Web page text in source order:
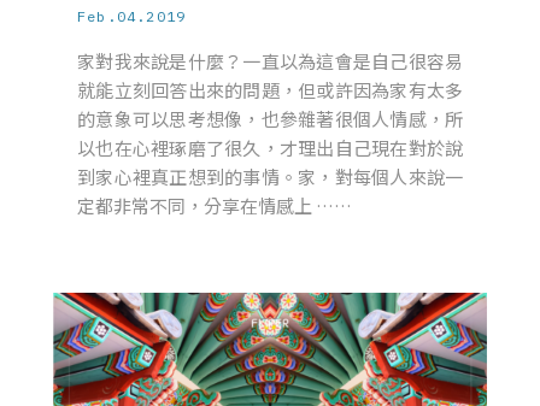
Feb.04.2019
家對我來說是什麼？一直以為這會是自己很容易
就能立刻回答出來的問題，但或許因為家有太多
的意象可以思考想像，也參雜著很個人情感，所
以也在心裡琢磨了很久，才理出自己現在對於說
到家心裡真正想到的事情。家，對每個人來說一
定都非常不同，分享在情感上 ……